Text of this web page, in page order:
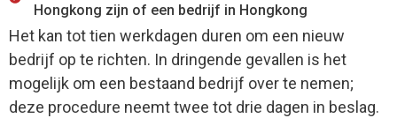
Hongkong zijn of een bedrijf in Hongkong
Het kan tot tien werkdagen duren om een nieuw
bedrijf op te richten. In dringende gevallen is het
mogelijk om een bestaand bedrijf over te nemen;
deze procedure neemt twee tot drie dagen in beslag.